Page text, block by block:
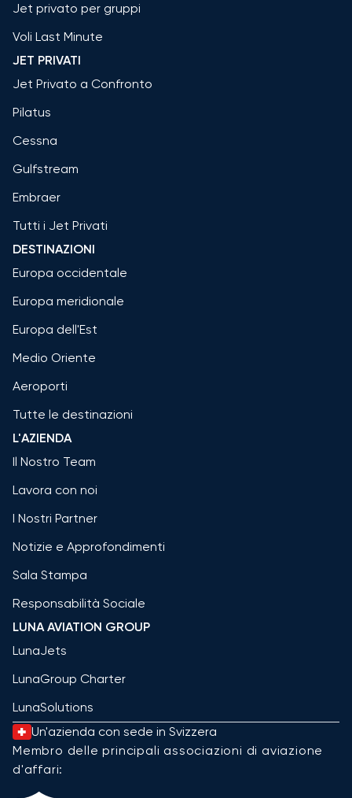
Jet privato per gruppi
Voli Last Minute
JET PRIVATI
Jet Privato a Confronto
Pilatus
Cessna
Gulfstream
Embraer
Tutti i Jet Privati
DESTINAZIONI
Europa occidentale
Europa meridionale
Europa dell'Est
Medio Oriente
Aeroporti
Tutte le destinazioni
L'AZIENDA
Il Nostro Team
Lavora con noi
I Nostri Partner
Notizie e Approfondimenti
Sala Stampa
Responsabilità Sociale
LUNA AVIATION GROUP
LunaJets
LunaGroup Charter
LunaSolutions
Un'azienda con sede in Svizzera
Membro delle principali associazioni di aviazione
d'affari: